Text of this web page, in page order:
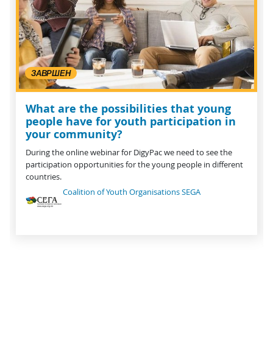
ЗАВРШЕН
What are the possibilities that young
people have for youth participation in
your community?
During the online webinar for DigyPac we need to see the
participation opportunities for the young people in different
countries.
Coalition of Youth Organisations SEGA